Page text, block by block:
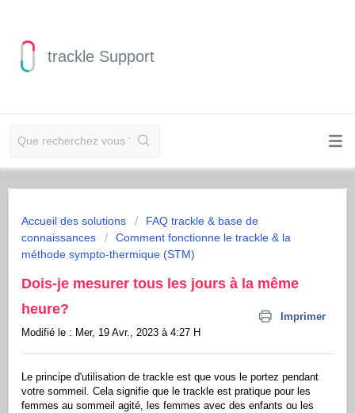
trackle Support
Accueil des solutions
FAQ trackle & base de
connaissances
Comment fonctionne le trackle & la
méthode sympto-thermique (STM)
Dois-je mesurer tous les jours à la même
heure?
Imprimer
Modifié le : Mer, 19 Avr., 2023 à 4:27 H
Le principe d'utilisation de trackle est que vous le portez pendant
votre sommeil. Cela signifie que le trackle est pratique pour les
femmes au sommeil agité, les femmes avec des enfants ou les